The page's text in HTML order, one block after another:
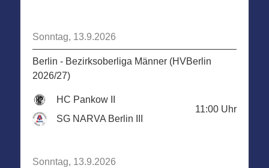
Sonntag, 13.9.2026
Berlin - Bezirksoberliga Männer (HVBerlin
2026/27)
HC Pankow II
SG NARVA Berlin III
11:00 Uhr
Sonntag, 13.9.2026